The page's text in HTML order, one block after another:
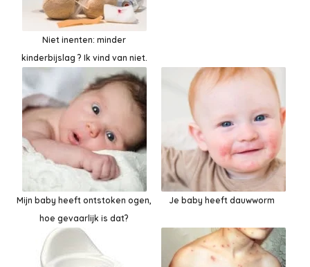
Niet inenten: minder
kinderbijslag ? Ik vind van niet.
Mijn baby heeft ontstoken ogen,
hoe gevaarlijk is dat?
Je baby heeft dauwworm